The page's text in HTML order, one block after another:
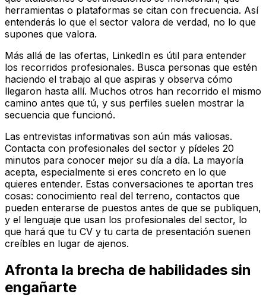
herramientas o plataformas se citan con frecuencia. Así
entenderás lo que el sector valora de verdad, no lo que
supones que valora.
Más allá de las ofertas, LinkedIn es útil para entender
los recorridos profesionales. Busca personas que estén
haciendo el trabajo al que aspiras y observa cómo
llegaron hasta allí. Muchos otros han recorrido el mismo
camino antes que tú, y sus perfiles suelen mostrar la
secuencia que funcionó.
Las entrevistas informativas son aún más valiosas.
Contacta con profesionales del sector y pídeles 20
minutos para conocer mejor su día a día. La mayoría
acepta, especialmente si eres concreto en lo que
quieres entender. Estas conversaciones te aportan tres
cosas: conocimiento real del terreno, contactos que
pueden enterarse de puestos antes de que se publiquen,
y el lenguaje que usan los profesionales del sector, lo
que hará que tu CV y tu carta de presentación suenen
creíbles en lugar de ajenos.
Afronta la brecha de habilidades sin
engañarte